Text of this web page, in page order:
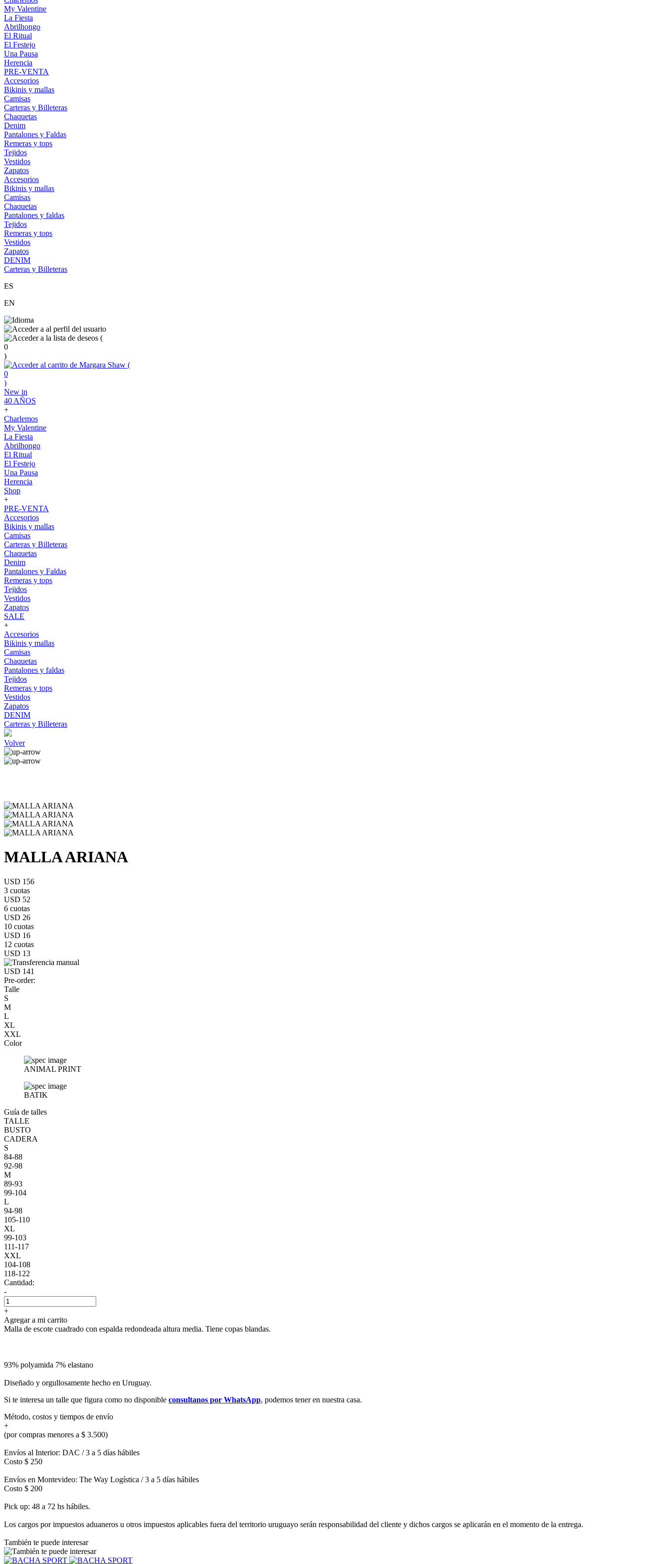
My Valentine
La Fiesta
Abrilhongo
El Ritual
El Festejo
Una Pausa
Herencia
PRE-VENTA
Accesorios
Bikinis y mallas
Camisas
Carteras y Billeteras
Chaquetas
Denim
Pantalones y Faldas
Remeras y tops
Tejidos
Vestidos
Zapatos
Accesorios
Bikinis y mallas
Camisas
Chaquetas
Pantalones y faldas
Tejidos
Remeras y tops
Vestidos
Zapatos
DENIM
Carteras y Billeteras
ES
EN
(
0
)
(
0
)
New in
40 AÑOS
+
Charlemos
My Valentine
La Fiesta
Abrilhongo
El Ritual
El Festejo
Una Pausa
Herencia
Shop
+
PRE-VENTA
Accesorios
Bikinis y mallas
Camisas
Carteras y Billeteras
Chaquetas
Denim
Pantalones y Faldas
Remeras y tops
Tejidos
Vestidos
Zapatos
SALE
+
Accesorios
Bikinis y mallas
Camisas
Chaquetas
Pantalones y faldas
Tejidos
Remeras y tops
Vestidos
Zapatos
DENIM
Carteras y Billeteras
Volver
MALLA ARIANA
USD 156
3 cuotas
USD 52
6 cuotas
USD 26
10 cuotas
USD 16
12 cuotas
USD 13
USD 141
Pre-order:
Talle
S
M
L
XL
XXL
Color
ANIMAL PRINT
BATIK
Guía de talles
TALLE
BUSTO
CADERA
S
84-88
92-98
M
89-93
99-104
L
94-98
105-110
XL
99-103
111-117
XXL
104-108
118-122
Cantidad:
-
+
Agregar a mi carrito
Malla de escote cuadrado con espalda redondeada altura media. Tiene copas blandas.
93% polyamida 7% elastano
Diseñado y orgullosamente hecho en Uruguay.
Si te interesa un talle que figura como no disponible consultanos por WhatsApp, podemos tener en nuestra casa.
Método, costos y tiempos de envío
+
(por compras menores a $ 3.500)
Envíos al Interior: DAC / 3 a 5 días hábiles
Costo $ 250
Envíos en Montevideo: The Way Logística / 3 a 5 días hábiles
Costo $ 200
Pick up: 48 a 72 hs hábiles.
Los cargos por impuestos aduaneros u otros impuestos aplicables fuera del territorio uruguayo serán responsabilidad del cliente y dichos cargos se aplicarán en el momento de la entrega.
También te puede interesar